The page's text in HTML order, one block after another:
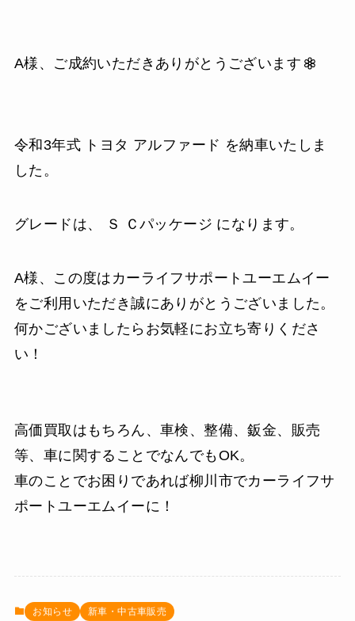
A様、ご成約いただきありがとうございます
令和3年式 トヨタ アルファード を納車いたしま
した。
グレードは、 Ｓ Ｃパッケージ になります。
A様、この度はカーライフサポートユーエムイー
をご利用いただき誠にありがとうございました。
何かございましたらお気軽にお立ち寄りくださ
い！
高価買取はもちろん、車検、整備、鈑金、販売
等、車に関することでなんでもOK。
車のことでお困りであれば柳川市でカーライフサ
ポートユーエムイーに！
お知らせ 新車・中古車販売